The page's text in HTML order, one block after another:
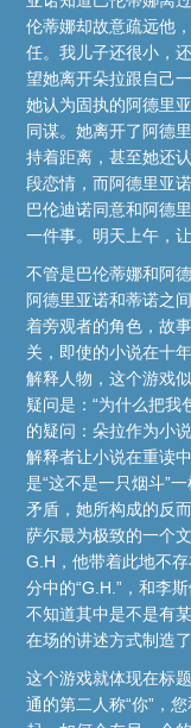
伦蒂娜却故意疏远他
任。我儿子还很小，
望她离开朵拉跟自己
她认为固执的阿德里
同谋。她离开了阿德
持着距离，甚至她还
段恋情，而阿德里亚
巴伦迪诺同意和阿德
一件事。明天上午，
不管是巴伦蒂娜和阿
阿德里亚诺和蒂诺之
着旁观者的角色，故
关，即使的小说在十
解释人物，这个游戏
疑问是：“为什么把我
的疑问：朵拉作为小
解释者让小说在重读
是“这不是一只烟斗”
矛盾，她所构成的反
萨尔最为极致的一个
G.H，他带着此地不
分中的“G.H.”，和李
不知道其中是不是有
在场的讲述方式制造
这个游戏就体现在标
通的第二人称“你”，